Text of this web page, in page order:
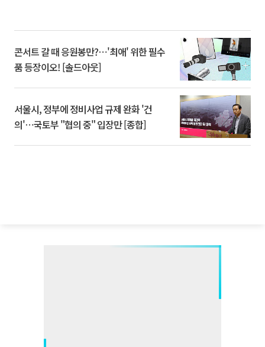
콘서트 갈 때 응원봉만?⋯'최애' 위한 필수
품 등장이오! [솔드아웃]
서울시, 정부에 정비사업 규제 완화 '건
의'⋯국토부 "협의 중" 입장만 [종합]